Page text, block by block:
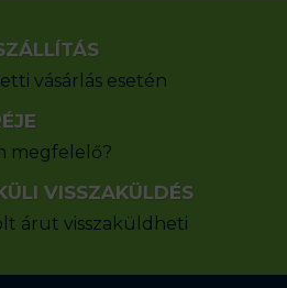
vásárlás esetén
megfelelő?
VISSZAKÜLDÉS
árut visszaküldheti